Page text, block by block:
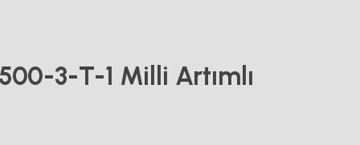
3-T-1 Milli Artımlı